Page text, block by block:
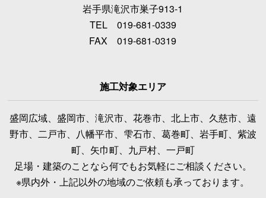
岩手県滝沢市巣子913-1
TEL 019-681-0339
FAX 019-681-0319
施工対象エリア
盛岡広域、盛岡市、滝沢市、花巻市、北上市、久慈市、遠
野市、二戸市、八幡平市、雫石市、葛巻町、岩手町、紫波
町、矢巾町、九戸村、一戸町
足場・建築のことなら何でもお気軽にご相談ください。
※県内外・上記以外の地域のご依頼も承っております。